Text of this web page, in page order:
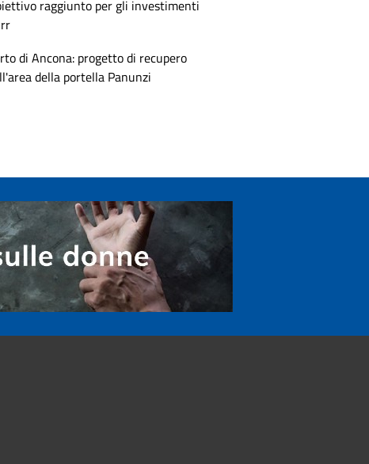
raggiunto per gli investimenti
di Ancona: progetto di recupero
della portella Panunzi